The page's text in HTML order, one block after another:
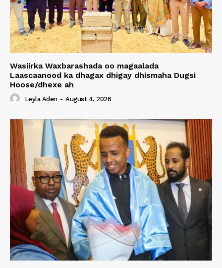
Wasiirka Waxbarashada oo magaalada
Laascaanood ka dhagax dhigay dhismaha Dugsi
Hoose/dhexe ah
Leyla Aden - August 4, 2026